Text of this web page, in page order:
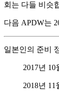
회는 다들 비슷
다음 APDW는
일본인의 준비
2017년 10
2018년 11